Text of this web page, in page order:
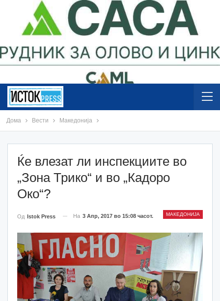
Дома Вести Македонија
Ќе влезат ли инспекциите во
„Зона Трико“ и во „Кадоро
Око“?
МАКЕДОНИЈА
Од Istok Press На 3 Апр, 2017 во 15:08 часот.